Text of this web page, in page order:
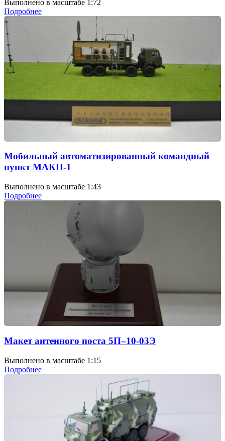
Выполнено в масштабе 1:72
Подробнее
Мобильный автоматизированный командный
пункт МАКП-1
Выполнено в масштабе 1:43
Подробнее
Макет антенного поста 5П–10-03Э
Выполнено в масштабе 1:15
Подробнее